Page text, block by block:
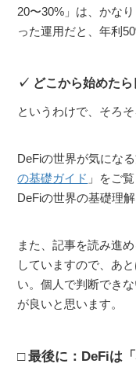
20〜30%」は、かな
った運用だと、年利
どこから始めた
というわけで、そろそ
DeFiの世界が気にな
の基礎ガイド 」をご
DeFiの世界の基礎理解
また、記事を読み進
していますので、あ
い。個人で判断でき
が良いと思います。
最後に：DeFiは